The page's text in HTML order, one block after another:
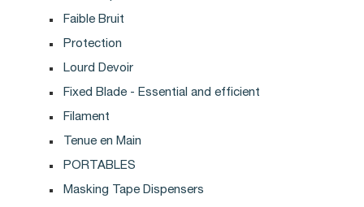
Faible Bruit
Protection
Lourd Devoir
Fixed Blade - Essential and efficient
Filament
Tenue en Main
PORTABLES
Masking Tape Dispensers